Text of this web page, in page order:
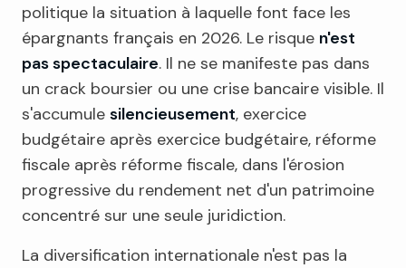
politique la situation à laquelle font face les
épargnants français en 2026. Le risque n'est
pas spectaculaire. Il ne se manifeste pas dans
un crack boursier ou une crise bancaire visible. Il
s'accumule silencieusement, exercice
budgétaire après exercice budgétaire, réforme
fiscale après réforme fiscale, dans l'érosion
progressive du rendement net d'un patrimoine
concentré sur une seule juridiction.
La diversification internationale n'est pas la